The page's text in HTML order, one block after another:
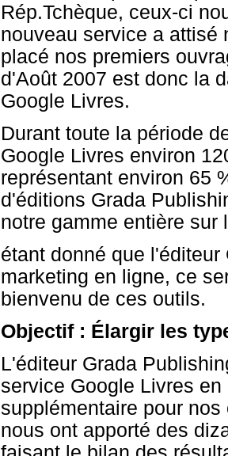
Rép.Tchèque, ceux-ci
nouveau service a attisé
placé nos premiers
d'Août 2007 est donc la
Google Livres.
Durant toute la période
Google Livres environ
représentant environ 65
d'éditions Grada
notre gamme entière sur
étant donné que
marketing en ligne, ce
bienvenu de ces outils.
Objectif : Élargir les
L'éditeur Grada
service Google Livres
supplémentaire pour
nous ont apporté des